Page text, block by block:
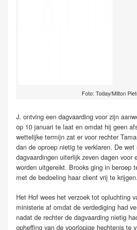
Foto: Today/Milton
J. ontving een dagvaarding voor zijn
op 10 januari te laat en omdat hij geen
wettelijke termijn zat er voor rechter
dan de oproep nietig te verklaren. De
dagvaardingen uiterlijk zeven dagen voor
worden uitgereikt. Brooks ging in beroep
met de bedoeling haar client vrij te krijgen.
Het Hof wees het verzoek tot opluchting
ministerie af omdat de verdediging had
nadat de rechter de dagvaarding nietig
opheffing van de voorlopige hechtenis te